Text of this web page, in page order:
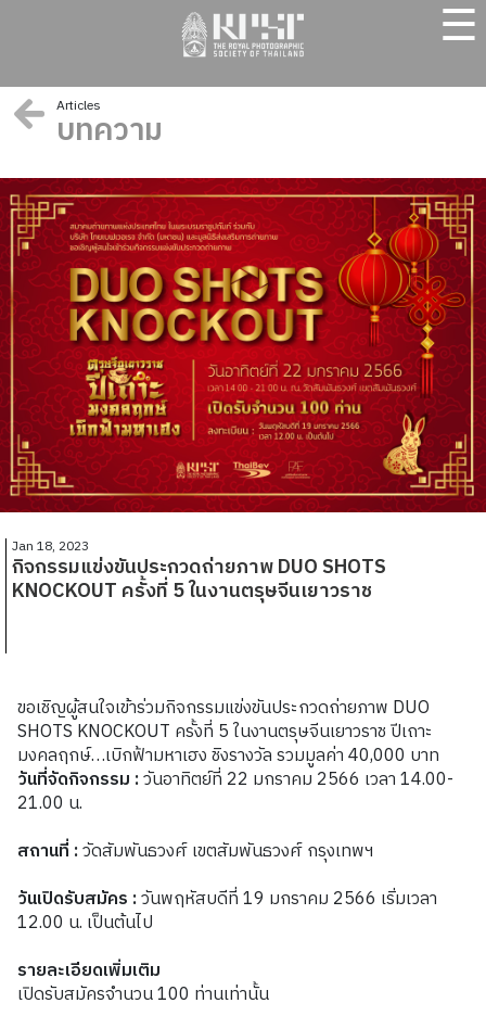
☰
Articles
บทความ
Jan 18, 2023
กิจกรรมแข่งขันประกวดถ่ายภาพ DUO SHOTS
KNOCKOUT ครั้งที่ 5 ในงานตรุษจีนเยาวราช
ขอเชิญผู้สนใจเข้าร่วมกิจกรรมแข่งขันประกวดถ่ายภาพ DUO
SHOTS KNOCKOUT ครั้งที่ 5 ในงานตรุษจีนเยาวราช ปีเถาะ
มงคลฤกษ์…เบิกฟ้ามหาเฮง ชิงรางวัล รวมมูลค่า 40,000 บาท
วันที่จัดกิจกรรม :วันอาทิตย์ที่ 22 มกราคม 2566 เวลา 14.00-
21.00 น.
สถานที่ :วัดสัมพันธวงศ์ เขตสัมพันธวงศ์ กรุงเทพฯ
วันเปิดรับสมัคร :วันพฤหัสบดีที่ 19 มกราคม 2566 เริ่มเวลา
12.00 น. เป็นต้นไป
รายละเอียดเพิ่มเติม
เปิดรับสมัครจำนวน 100 ท่านเท่านั้น